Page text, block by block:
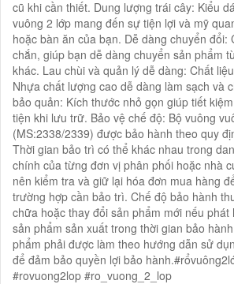
cũ khi cần thiết. Dung lượng trái cây: Kiểu
vuông 2 lớp mang đến sự tiện lợi và mỹ
hoặc bàn ăn của bạn. Dễ dàng chuyển đổi:
chắn, giúp bạn dễ dàng chuyển sản phẩm
khác. Lau chùi và quản lý dễ dàng: Chất
Nhựa chất lượng cao dễ dàng làm sạch và
bảo quản: Kích thước nhỏ gọn giúp tiết
tiện khi lưu trữ. Bảo vệ chế độ: Bộ vuông
(MS:2338/2339) được bảo hành theo quy
Thời gian bảo trì có thể khác nhau trong
chính của từng đơn vị phân phối hoặc nhà
nên kiểm tra và giữ lại hóa đơn mua hàng
trường hợp cần bảo trì. Chế độ bảo hành
chữa hoặc thay đổi sản phẩm mới nếu phát
sản phẩm sản xuất trong thời gian bảo
phẩm phải được làm theo hướng dẫn sử
để đảm bảo quyền lợi bảo
#rovuong2lop #ro_vuong_2_lop